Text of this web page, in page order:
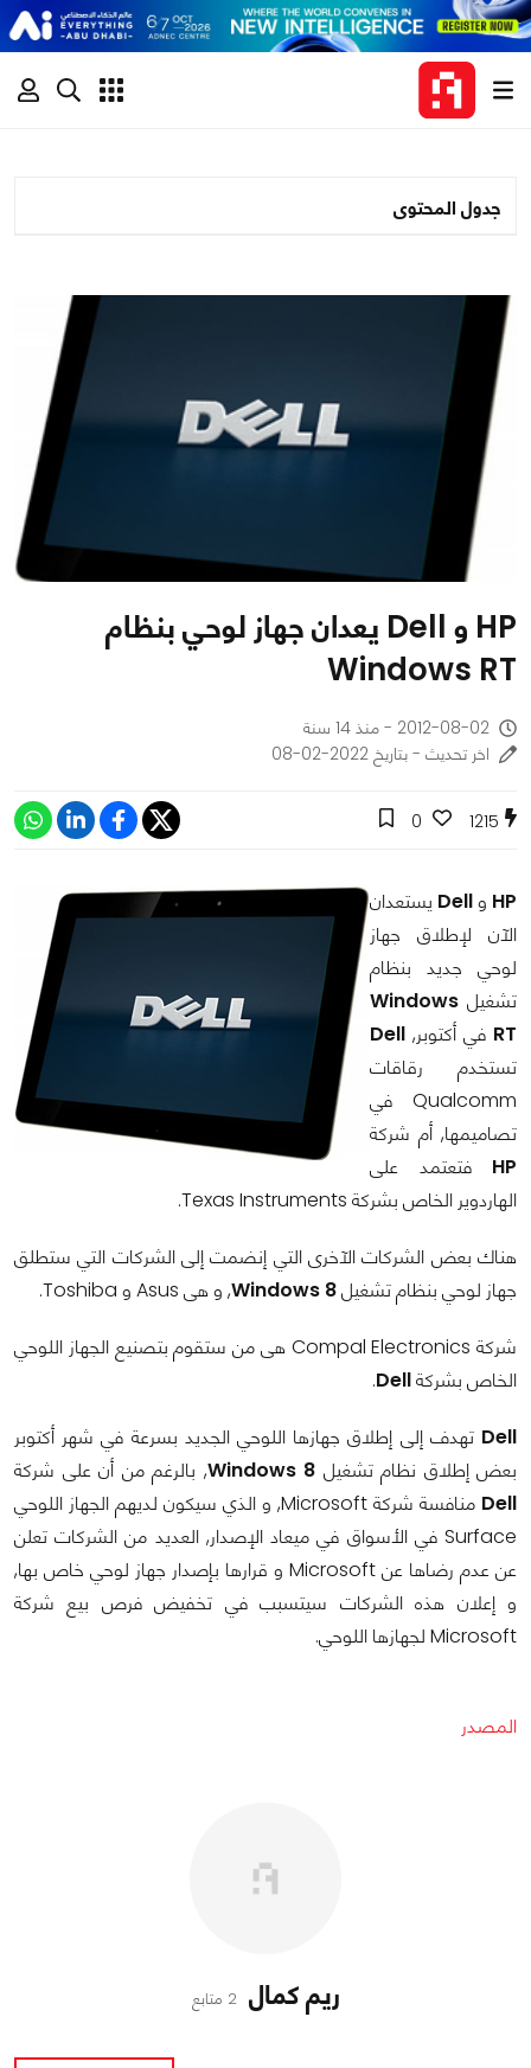
جدول المحتوى
HP و Dell يعدان جهاز لوحي بنظام
Windows RT
2012-08-02 - منذ 14 سنة
اخر تحديث - بتاريخ 2022-02-08
1215
0
HP وDell يستعدان
الآن لإطلاق جهاز
لوحي جديد بنظام
تشغيل Windows
RT في أكتوبر, Dell
تستخدم رقاقات
Qualcomm في
تصاميمها, أم شركة
HP فتعتمد على
الهاردوير الخاص بشركة Texas Instruments.
هناك بعض الشركات الآخرى التي إنضمت إلى الشركات التي ستطلق
جهاز لوحي بنظام تشغيلWindows 8, و هى Asus و Toshiba.
شركة Compal Electronics هى من ستقوم بتصنيع الجهاز اللوحي
الخاص بشركةDell
.
Dell تهدف إلى إطلاق جهازها اللوحي الجديد بسرعة في شهر أكتوبر
بعض إطلاق نظام تشغيل Windows 8, بالرغم من أن على شركة
Dell
منافسة شركة Microsoft, و الذي سيكون لديهم الجهاز اللوحي
Surface في الأسواق في ميعاد الإصدار, العديد من الشركات تعلن
عن عدم رضاها عن Microsoft و قرارها بإصدار جهاز لوحي خاص بها,
و إعلان هذه الشركات سيتسبب في تخفيض فرص بيع شركة
Microsoft لجهازها اللوحي.
المصدر
ريم كمال 2 متابع